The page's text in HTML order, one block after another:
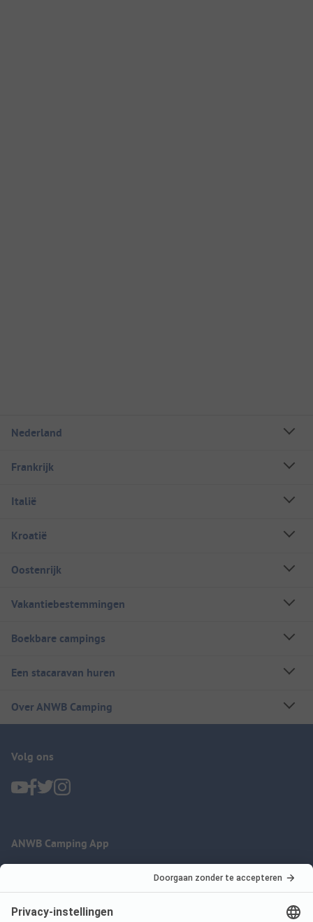
Nederland
Frankrijk
Italië
Kroatië
Oostenrijk
Vakantiebestemmingen
Boekbare campings
Een stacaravan huren
Over ANWB Camping
Volg ons
ANWB Camping App